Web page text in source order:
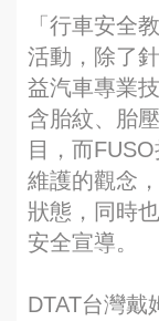
「行車安全
活動，除了
益汽車專業
含胎紋、胎
目，而
維護的觀念
狀態，同時
安全宣導。
DTAT台灣戴